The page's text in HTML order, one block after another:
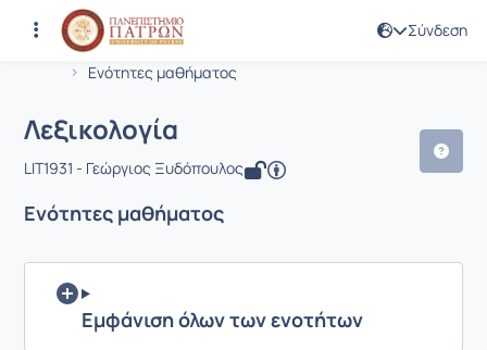
Σύνδεση
Αρχική Σελίδα
Ενότητες μαθήματος
Μάθημα : Λεξικολογία
Κωδικός : LIT1931
Λεξικολογία
LIT1931 - Γεώργιος Ξυδόπουλος
Ενότητες μαθήματος
Εμφάνιση όλων των ενοτήτων